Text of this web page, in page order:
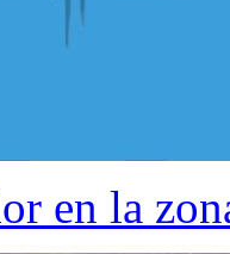
en la